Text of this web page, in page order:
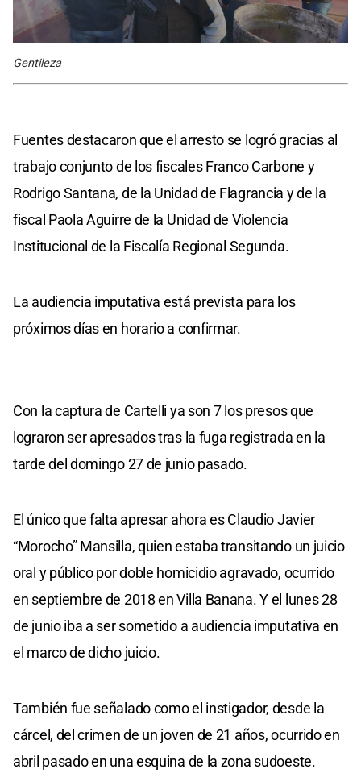
Gentileza
Fuentes destacaron que el arresto se logró gracias al
trabajo conjunto de los fiscales Franco Carbone y
Rodrigo Santana, de la Unidad de Flagrancia y de la
fiscal Paola Aguirre de la Unidad de Violencia
Institucional de la Fiscalía Regional Segunda.
La audiencia imputativa está prevista para los
próximos días en horario a confirmar.
Con la captura de Cartelli ya son 7 los presos que
lograron ser apresados tras la fuga registrada en la
tarde del domingo 27 de junio pasado.
El único que falta apresar ahora es Claudio Javier
“Morocho” Mansilla, quien estaba transitando un juicio
oral y público por doble homicidio agravado, ocurrido
en septiembre de 2018 en Villa Banana. Y el lunes 28
de junio iba a ser sometido a audiencia imputativa en
el marco de dicho juicio.
También fue señalado como el instigador, desde la
cárcel, del crimen de un joven de 21 años, ocurrido en
abril pasado en una esquina de la zona sudoeste.